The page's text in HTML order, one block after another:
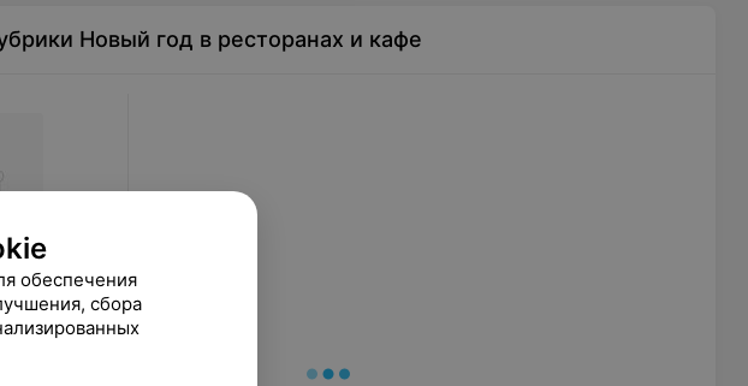
Новый год в ресторанах и кафе
обеспечения
сбора